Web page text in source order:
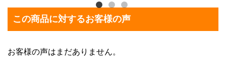
この商品に対するお客様の声
お客様の声はまだありません。